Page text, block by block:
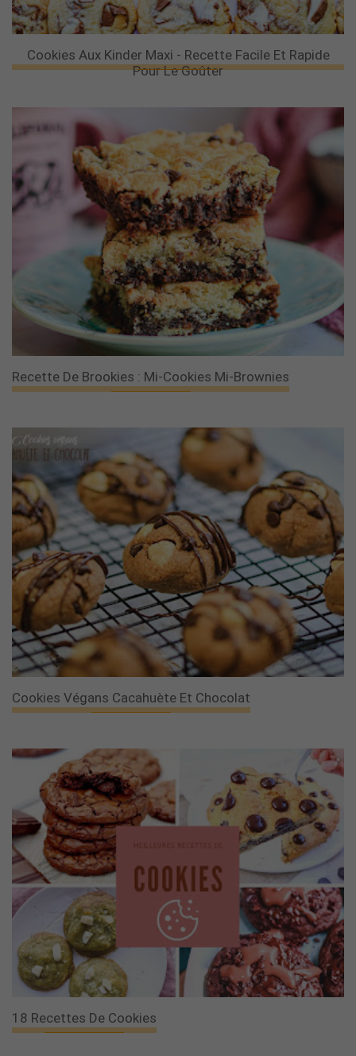
Cookies Aux Kinder Maxi - Recette Facile Et Rapide
Pour Le Goûter
Recette De Brookies : Mi-Cookies Mi-Brownies
Cookies Végans Cacahuète Et Chocolat
18 Recettes De Cookies